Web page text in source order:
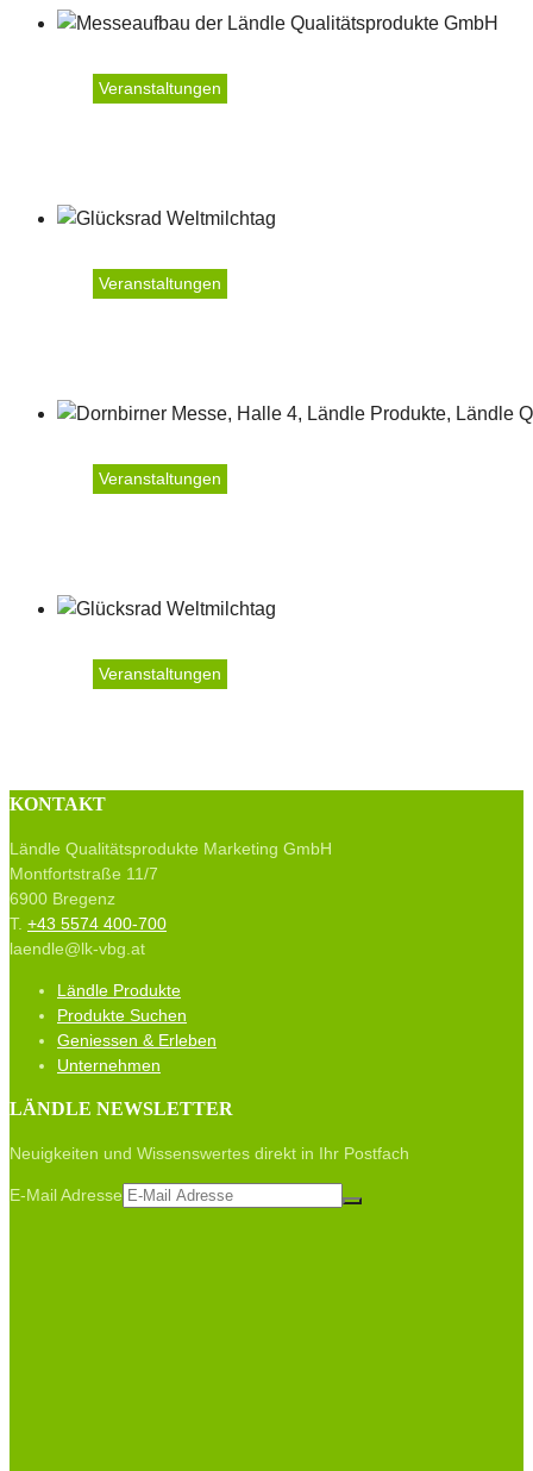
Veranstaltungen
Veranstaltungen
Veranstaltungen
Veranstaltungen
KONTAKT
Ländle Qualitätsprodukte Marketing GmbH
Montfortstraße 11/7
6900 Bregenz
T. +43 5574 400-700
laendle@lk-vbg.at
Ländle Produkte
Produkte Suchen
Geniessen & Erleben
Unternehmen
LÄNDLE NEWSLETTER
Neuigkeiten und Wissenswertes direkt in Ihr Postfach
E-Mail Adresse